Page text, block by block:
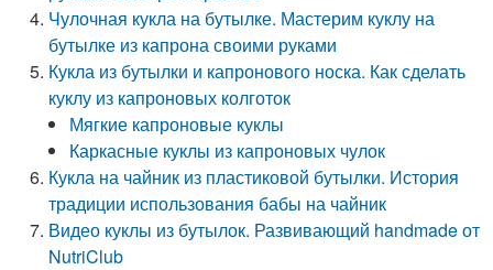
Чулочная кукла на бутылке. Мастерим куклу на
бутылке из капрона своими руками
Кукла из бутылки и капронового носка. Как сделать
куклу из капроновых колготок
Мягкие капроновые куклы
Каркасные куклы из капроновых чулок
Кукла на чайник из пластиковой бутылки. История
традиции использования бабы на чайник
Видео куклы из бутылок. Развивающий handmade от
NutriClub